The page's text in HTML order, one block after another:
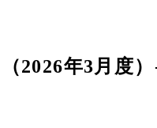
2026年3月度